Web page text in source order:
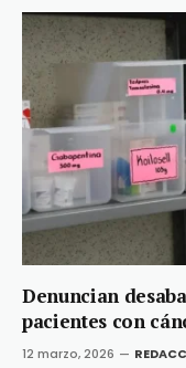
Denuncian
pacientes con
12 marzo, 2026